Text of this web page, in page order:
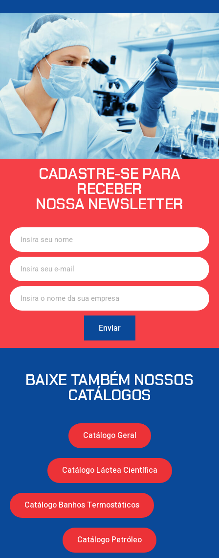
CADASTRE-SE PARA
RECEBER
NOSSA NEWSLETTER
Enviar
BAIXE TAMBÉM NOSSOS
CATÁLOGOS
Catálogo Geral
Catálogo Láctea Científica
Catálogo Banhos Termostáticos
Catálogo Petróleo